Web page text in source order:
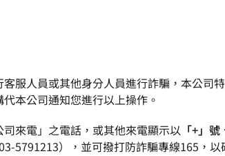
圓 產品 品質政策
服人員或其他身分人員進行詐騙，本公司
本公司通知您進行以上操作。
來電」之電話，或其他來電顯示以 「+」
5791213），並可撥打防詐騙專線165，以